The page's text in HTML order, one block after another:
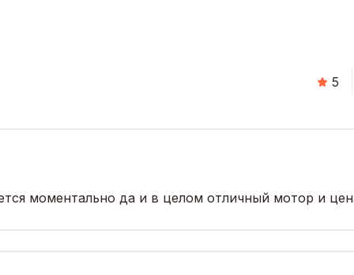
5
моментально да и в целом отличный мотор и